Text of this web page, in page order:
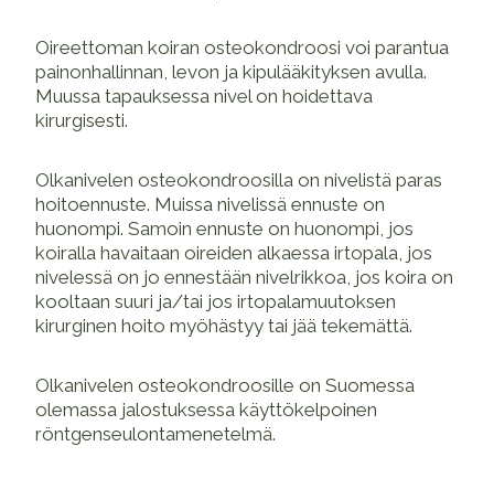
Oireettoman koiran osteokondroosi voi parantua
painonhallinnan, levon ja kipulääkityksen avulla.
Muussa tapauksessa nivel on hoidettava
kirurgisesti.
Olkanivelen osteokondroosilla on nivelistä paras
hoitoennuste. Muissa nivelissä ennuste on
huonompi. Samoin ennuste on huonompi, jos
koiralla havaitaan oireiden alkaessa irtopala, jos
nivelessä on jo ennestään nivelrikkoa, jos koira on
kooltaan suuri ja/tai jos irtopalamuutoksen
kirurginen hoito myöhästyy tai jää tekemättä.
Olkanivelen osteokondroosille on Suomessa
olemassa jalostuksessa käyttökelpoinen
röntgenseulontamenetelmä.